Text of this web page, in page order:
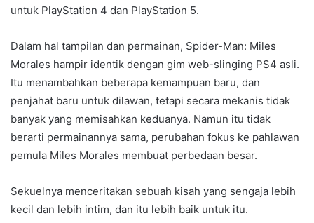
untuk PlayStation 4 dan PlayStation 5.
Dalam hal tampilan dan permainan, Spider-Man: Miles
Morales hampir identik dengan gim web-slinging PS4 asli.
Itu menambahkan beberapa kemampuan baru, dan
penjahat baru untuk dilawan, tetapi secara mekanis tidak
banyak yang memisahkan keduanya. Namun itu tidak
berarti permainannya sama, perubahan fokus ke pahlawan
pemula Miles Morales membuat perbedaan besar.
Sekuelnya menceritakan sebuah kisah yang sengaja lebih
kecil dan lebih intim, dan itu lebih baik untuk itu.